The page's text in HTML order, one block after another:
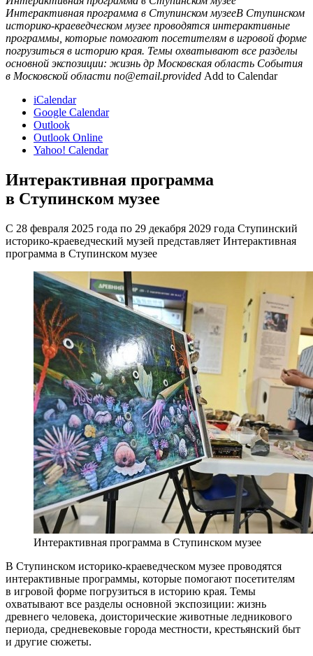
Интерактивная программа в Ступинском музееВ Ступинском
историко-краеведческом музее проводятся интерактивные
программы, которые помогают посетителям в игровой форме
погрузиться в историю края. Темы охватывают все разделы
основной экспозиции: жизнь др Московская область События
в Московской области no@email.provided Add to Calendar
iCalendar
Google Calendar
Outlook
Outlook Online
Yahoo! Calendar
Интерактивная программа
в Ступинском музее
С 28 февраля 2025 года по 29 декабря 2029 года Ступинский
историко-краеведческий музей представляет Интерактивная
программа в Ступинском музее
Интерактивная программа в Ступинском музее
В Ступинском историко-краеведческом музее проводятся
интерактивные программы, которые помогают посетителям
в игровой форме погрузиться в историю края. Темы
охватывают все разделы основной экспозиции: жизнь
древнего человека, доисторические животные ледникового
периода, средневековые города местности, крестьянский быт
и другие сюжеты.